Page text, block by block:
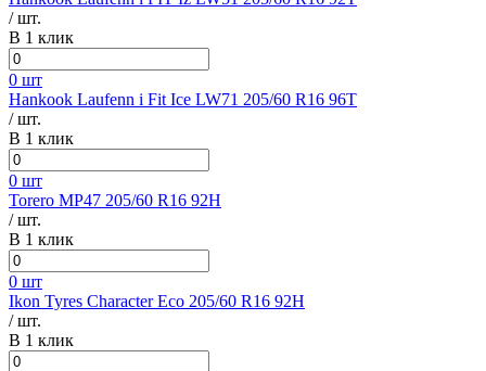
/ шт.
В 1 клик
0 шт
Hankook Laufenn i Fit Ice LW71 205/60 R16 96T
/ шт.
В 1 клик
0 шт
Torero MP47 205/60 R16 92H
/ шт.
В 1 клик
0 шт
Ikon Tyres Character Eco 205/60 R16 92H
/ шт.
В 1 клик